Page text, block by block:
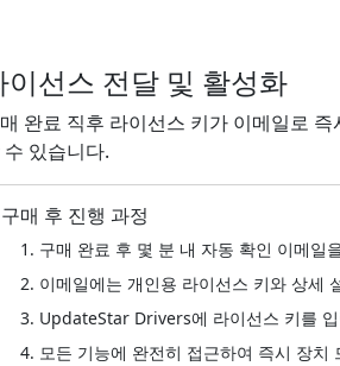
이선스 전달 및 활성화
완료 직후 라이선스 키가 이메일로
수 있습니다.
구매 후 진행 과정
구매 완료 후 몇 분 내 자동 확인 이메일
이메일에는 개인용 라이선스 키와 상세
UpdateStar Drivers에 라이선스 키를
모든 기능에 완전히 접근하여 즉시 장치